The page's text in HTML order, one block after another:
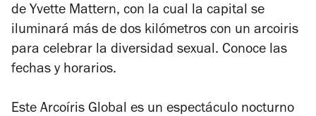
de Yvette Mattern, con la cual la capital se
iluminará más de dos kilómetros con un arcoiris
para celebrar la diversidad sexual. Conoce las
fechas y horarios.
Este Arcoíris Global es un espectáculo nocturno